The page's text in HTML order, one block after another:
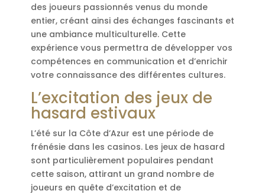
des joueurs passionnés venus du monde
entier, créant ainsi des échanges fascinants et
une ambiance multiculturelle. Cette
expérience vous permettra de développer vos
compétences en communication et d’enrichir
votre connaissance des différentes cultures.
L’excitation des jeux de
hasard estivaux
L’été sur la Côte d’Azur est une période de
frénésie dans les casinos. Les jeux de hasard
sont particulièrement populaires pendant
cette saison, attirant un grand nombre de
joueurs en quête d’excitation et de